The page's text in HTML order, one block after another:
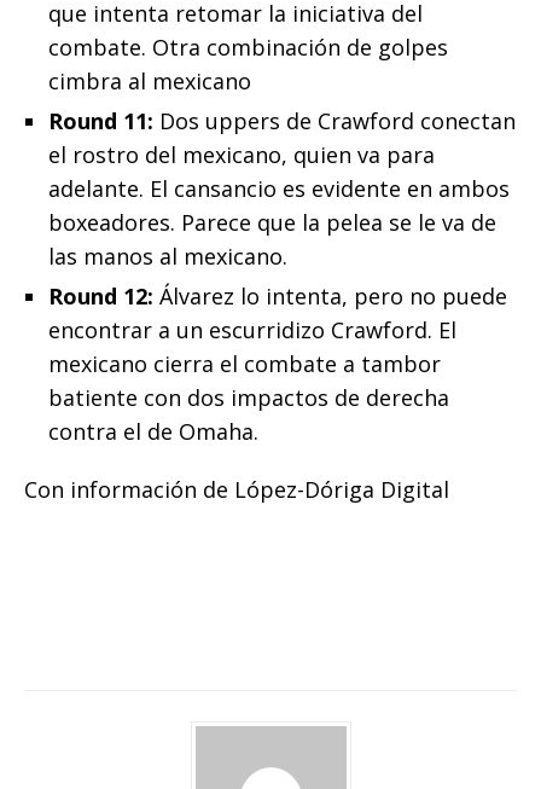
que intenta retomar la iniciativa del
combate. Otra combinación de golpes
cimbra al mexicano
Round 11: Dos uppers de Crawford conectan
el rostro del mexicano, quien va para
adelante. El cansancio es evidente en ambos
boxeadores. Parece que la pelea se le va de
las manos al mexicano.
Round 12: Álvarez lo intenta, pero no puede
encontrar a un escurridizo Crawford. El
mexicano cierra el combate a tambor
batiente con dos impactos de derecha
contra el de Omaha.
Con información de López-Dóriga Digital